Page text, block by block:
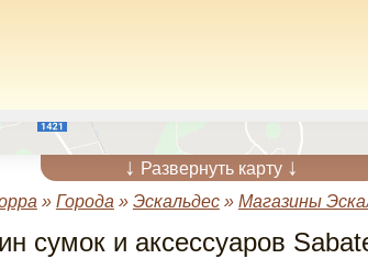
↓ Развернуть карту ↓
» Города » Эскальдес» Магазины
сумок и аксессуаров